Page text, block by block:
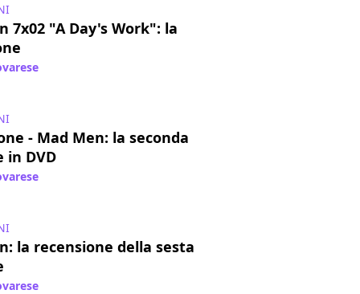
7x02 "A Day's Work": la
- Mad Men: la seconda
in DVD
la recensione della sesta